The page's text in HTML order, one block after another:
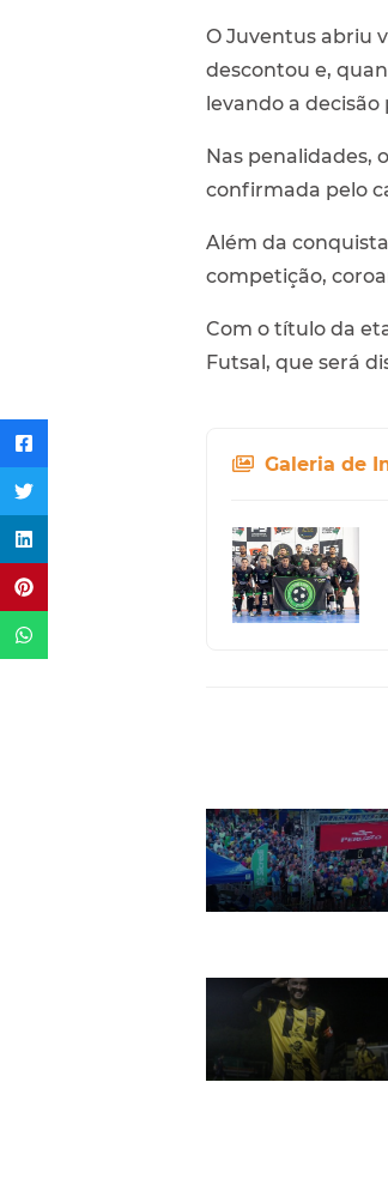
O Juventus abriu
descontou e,
levando a
Nas penalidades,
confirmada pelo
Além da
competição,
Com o título da
Futsal, que será
Galeria de